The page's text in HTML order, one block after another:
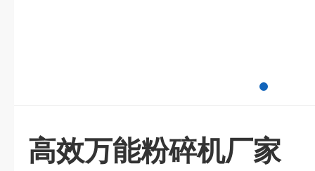
高效万能粉碎机厂家